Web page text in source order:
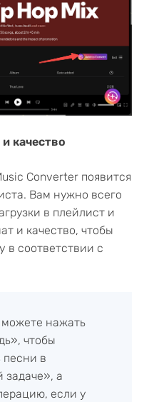
качество
Converter появится
Вам нужно всего
в плейлист и
и качество, чтобы
в соответствии с
нажать
чтобы
песни в
а
если у